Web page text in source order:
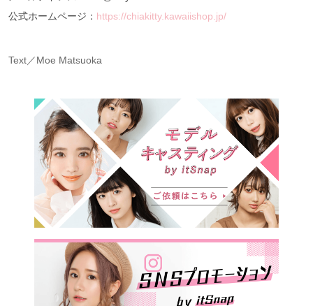
公式ホームページ： https://chiakitty.kawaiishop.jp/
Text／Moe Matsuoka